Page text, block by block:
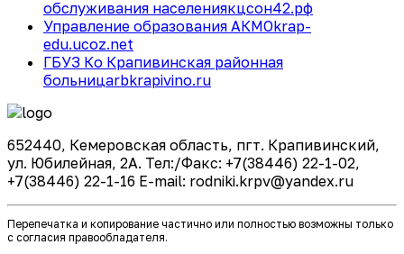
обслуживания населениякцсон42.рф
Управление образования АКМОkrap-
edu.ucoz.net
ГБУЗ Ко Крапивинская районная
больницаrbkrapivino.ru
652440, Кемеровская область, пгт. Крапивинский,
ул. Юбилейная, 2А. Тел:/Факс: +7(38446) 22-1-02,
+7(38446) 22-1-16 E-mail: rodniki.krpv@yandex.ru
Перепечатка и копирование частично или полностью возможны только
с согласия правообладателя.